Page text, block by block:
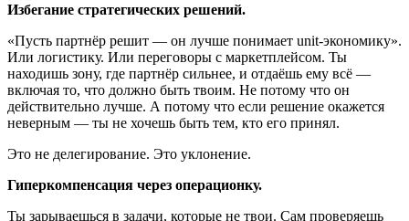
Избегание стратегических решений.
«Пусть партнёр решит — он лучше понимает unit-экономику».
Или логистику. Или переговоры с маркетплейсом. Ты
находишь зону, где партнёр сильнее, и отдаёшь ему всё —
включая то, что должно быть твоим. Не потому что он
действительно лучше. А потому что если решение окажется
неверным — ты не хочешь быть тем, кто его принял.
Это не делегирование. Это уклонение.
Гиперкомпенсация через операционку.
Ты зарываешься в задачи, которые не твои. Сам проверяешь